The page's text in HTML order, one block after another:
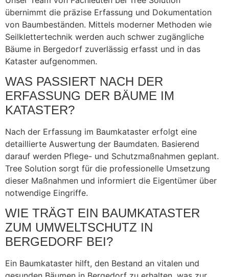
übernimmt die präzise Erfassung und Dokumentation
von Baumbeständen. Mittels moderner Methoden wie
Seilklettertechnik werden auch schwer zugängliche
Bäume in Bergedorf zuverlässig erfasst und in das
Kataster aufgenommen.
WAS PASSIERT NACH DER
ERFASSUNG DER BÄUME IM
KATASTER?
Nach der Erfassung im Baumkataster erfolgt eine
detaillierte Auswertung der Baumdaten. Basierend
darauf werden Pflege- und Schutzmaßnahmen geplant.
Tree Solution sorgt für die professionelle Umsetzung
dieser Maßnahmen und informiert die Eigentümer über
notwendige Eingriffe.
WIE TRÄGT EIN BAUMKATASTER
ZUM UMWELTSCHUTZ IN
BERGEDORF BEI?
Ein Baumkataster hilft, den Bestand an vitalen und